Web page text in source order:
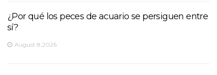
¿Por qué los peces de acuario se persiguen entre
sí?
August 8,2026